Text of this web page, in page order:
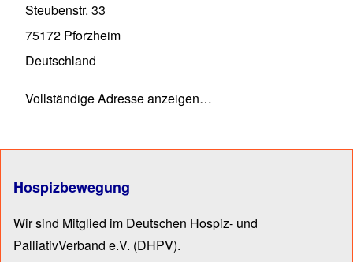
Steubenstr. 33
75172 Pforzheim
Deutschland
Vollständige Adresse anzeigen…
Hospizbewegung
Wir sind Mitglied im Deutschen Hospiz- und
PalliativVerband e.V. (DHPV).